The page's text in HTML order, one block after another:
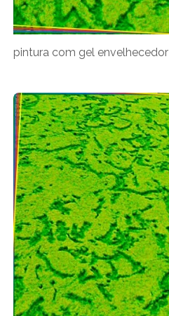
pintura com gel envelhecedor